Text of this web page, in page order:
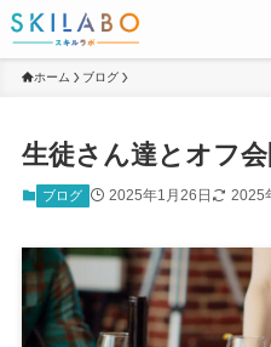
ホーム ブログ
生徒さん達とオフ会
ブログ 2025年1月26日 2025